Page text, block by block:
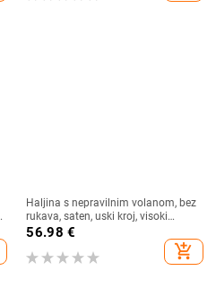
Haljina s nepravilnim volanom, bez
rukava, saten, uski kroj, visoki
ovratnik
56.98 €
add_shopping_cart